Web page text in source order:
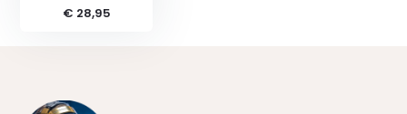
€ 28,95